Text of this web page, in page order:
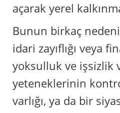
açarak yerel
Bunun birkaç
idari zayıflığı veya
yoksulluk ve işsizlik
yeteneklerinin
varlığı, ya da bir